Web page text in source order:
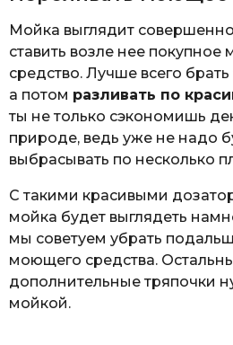
Мойка выглядит
ставить возле нее
средство. Лучше всего
а потом разливать по
ты не только сэкономишь
природе, ведь уже не надо
выбрасывать по несколько
С такими красивыми
мойка будет выглядеть
мы советуем убрать
моющего средства.
дополнительные тряпочки
мойкой.